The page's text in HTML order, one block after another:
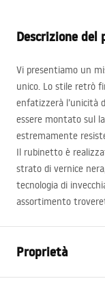
Descrizione del
Vi presentiamo un
unico. Lo stile retrò
enfatizzerà l’unicità
essere montato sul
estremamente
Il rubinetto è
strato di vernice
tecnologia di
assortimento
Proprietà